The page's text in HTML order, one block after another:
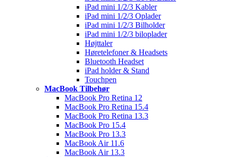
iPad mini 1/2/3 Kabler
iPad mini 1/2/3 Oplader
iPad mini 1/2/3 Bilholder
iPad mini 1/2/3 biloplader
Højttaler
Høretelefoner & Headsets
Bluetooth Headset
iPad holder & Stand
Touchpen
MacBook Tilbehør
MacBook Pro Retina 12
MacBook Pro Retina 15.4
MacBook Pro Retina 13.3
MacBook Pro 15.4
MacBook Pro 13.3
MacBook Air 11.6
MacBook Air 13.3